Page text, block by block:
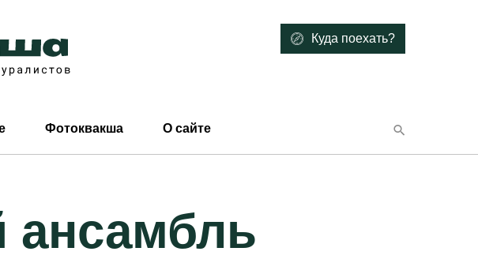
Куда поехать?
Фотоквакша О сайте
ансамбль